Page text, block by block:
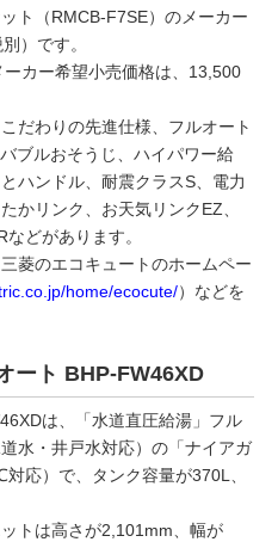
ト（RMCB-F7SE）のメーカー
）です。
カー希望小売価格は、13,500
だわりの先進仕様、フルオート
ブルおそうじ、ハイパワー給
ハンドル、耐震クラスS、電力
かリンク、お天気リンクEZ、
どがあります。
菱のエコキュートのホームペー
home/ecocute/）などを
ート BHP-FW46XD
は、「水道直圧給湯」フル
水・井戸水対応）の「ナイアガ
応）で、タンク容量が370L、
トは高さが2,101mm、幅が